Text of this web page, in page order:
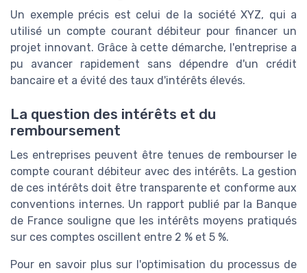
Un exemple précis est celui de la société XYZ, qui a
utilisé un compte courant débiteur pour financer un
projet innovant. Grâce à cette démarche, l'entreprise a
pu avancer rapidement sans dépendre d'un crédit
bancaire et a évité des taux d'intérêts élevés.
La question des intérêts et du
remboursement
Les entreprises peuvent être tenues de rembourser le
compte courant débiteur avec des intérêts. La gestion
de ces intérêts doit être transparente et conforme aux
conventions internes. Un rapport publié par la Banque
de France souligne que les intérêts moyens pratiqués
sur ces comptes oscillent entre 2 % et 5 %.
Pour en savoir plus sur l'optimisation du processus de